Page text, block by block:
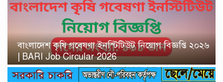
বাংলাদেশ কৃষি গবেষণা ইনস্টিটিউট নিয়োগ বিজ্ঞপ্তি ২০২৬
| BARI Job Circular 2026